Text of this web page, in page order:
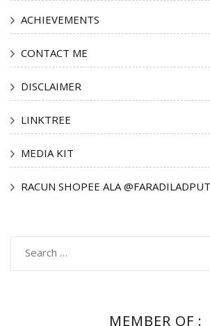
ACHIEVEMENTS
CONTACT ME
DISCLAIMER
LINKTREE
MEDIA KIT
RACUN SHOPEE ALA
Search
for:
MEMBER OF :